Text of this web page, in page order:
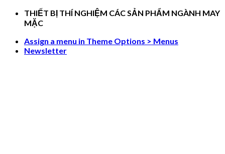
Skip
THIẾT BỊ THÍ NGHIỆM CÁC SẢN PHẨM NGÀNH MAY
MẶC
Assign a menu in Theme Options > Menus
Newsletter